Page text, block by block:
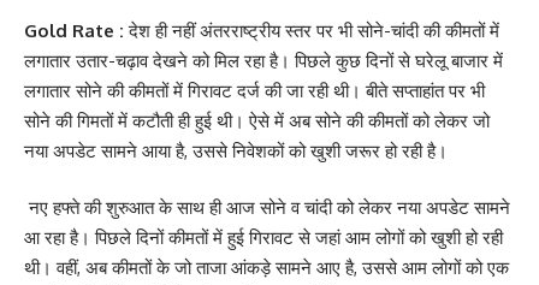
Gold Rate :देश ही नहीं अंतरराष्ट्रीय स्तर पर भी सोने-चांदी की कीमतों में
लगातार उतार-चढ़ाव देखने को मिल रहा है। पिछले कुछ दिनों से घरेलू बाजार में
लगातार सोने की कीमतों में गिरावट दर्ज की जा रही थी। बीते सप्ताहांत पर भी
सोने की गिमतों में कटौती ही हुई थी। ऐसे में अब सोने की कीमतों को लेकर जो
नया अपडेट सामने आया है, उससे निवेशकों को खुशी जरूर हो रही है।
नए हफ्ते की शुरुआत के साथ ही आज सोने व चांदी को लेकर नया अपडेट सामने
आ रहा है। पिछले दिनों कीमतों में हुई गिरावट से जहां आम लोगों को खुशी हो रही
थी। वहीं, अब कीमतों के जो ताजा आंकड़े सामने आए है, उससे आम लोगों को एक